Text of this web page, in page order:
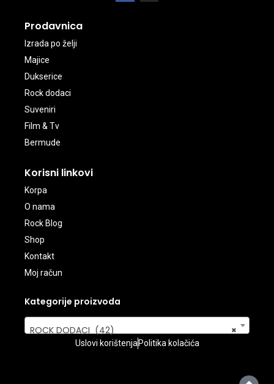
Prodavnica
Izrada po želji
Majice
Dukserice
Rock dodaci
Suveniri
Film & Tv
Bermude
Korisni linkovi
Korpa
O nama
Rock Blog
Shop
Kontakt
Moj račun
Kategorije proizvoda
×
ROCK DODACI (42)
Uslovi korištenja Politika kolačića